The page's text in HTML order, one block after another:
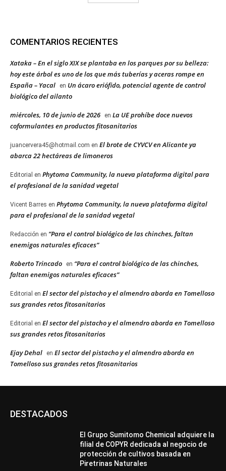
COMENTARIOS RECIENTES
Xataka – En el siglo XIX se plantaba en los parques por su belleza:
hoy este árbol es uno de los que más tuberías y aceras rompe en
España – Yacal
en Un ácaro eriófido, potencial agente de control
biológico del ailanto
miércoles, 10 de junio de 2026 en La UE prohíbe doce nuevos
coformulantes en productos fitosanitarios
juancervera45@hotmail.com en El brote de CYVCV en Alicante ya
abarca 22 hectáreas de limoneros
Editorial en Phytoma Community, la nueva plataforma digital para
el profesional de la sanidad vegetal
Vicent Barres en Phytoma Community, la nueva plataforma digital
para el profesional de la sanidad vegetal
Redacción en “Para el control biológico de las chinches, faltan
enemigos naturales eficaces”
Roberto Trincado en “Para el control biológico de las chinches,
faltan enemigos naturales eficaces”
Editorial en El sector del pistacho y el almendro aborda en Tomelloso
sus grandes retos fitosanitarios
Editorial en El sector del pistacho y el almendro aborda en Tomelloso
sus grandes retos fitosanitarios
Ejay Dehal en El sector del pistacho y el almendro aborda en
Tomelloso sus grandes retos fitosanitarios
DESTACADOS
El Grupo Sumitomo Chemical adquiere la
filial de COPYR dedicada al negocio de
protección de cultivos basada en
Piretrinas Naturales